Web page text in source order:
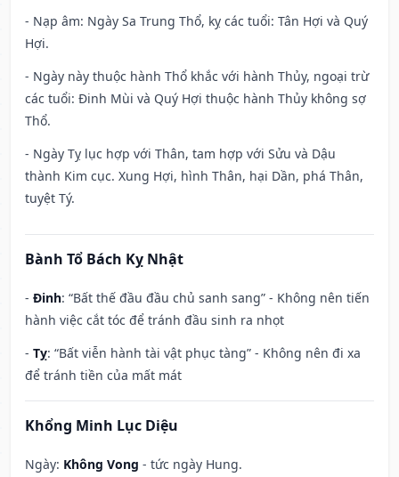
- Nạp âm: Ngày Sa Trung Thổ, kỵ các tuổi: Tân Hợi và Quý
Hợi.
- Ngày này thuộc hành Thổ khắc với hành Thủy, ngoại trừ
các tuổi: Đinh Mùi và Quý Hợi thuộc hành Thủy không sợ
Thổ.
- Ngày Tỵ lục hợp với Thân, tam hợp với Sửu và Dậu
thành Kim cục. Xung Hợi, hình Thân, hại Dần, phá Thân,
tuyệt Tý.
Bành Tổ Bách Kỵ Nhật
- Đinh: “Bất thế đầu đầu chủ sanh sang” - Không nên tiến
hành việc cắt tóc để tránh đầu sinh ra nhọt
- Tỵ: “Bất viễn hành tài vật phục tàng” - Không nên đi xa
để tránh tiền của mất mát
Khổng Minh Lục Diệu
Ngày: Không Vong - tức ngày Hung.